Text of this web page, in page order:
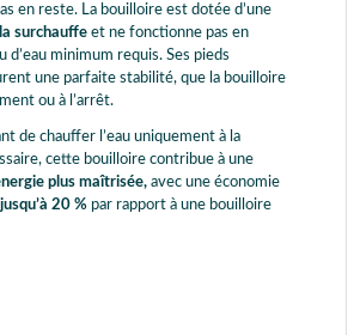
en reste. La bouilloire est dotée d’une
surchauffe et ne fonctionne pas en
d’eau minimum requis. Ses pieds
une parfaite stabilité, que la bouilloire
ou à l’arrêt.
de chauffer l’eau uniquement à la
cette bouilloire contribue à une
plus maîtrisée, avec une économie
jusqu’à 20 % par rapport à une bouilloire